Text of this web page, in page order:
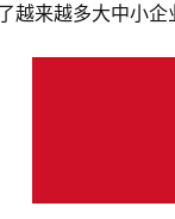
越来越多大中小